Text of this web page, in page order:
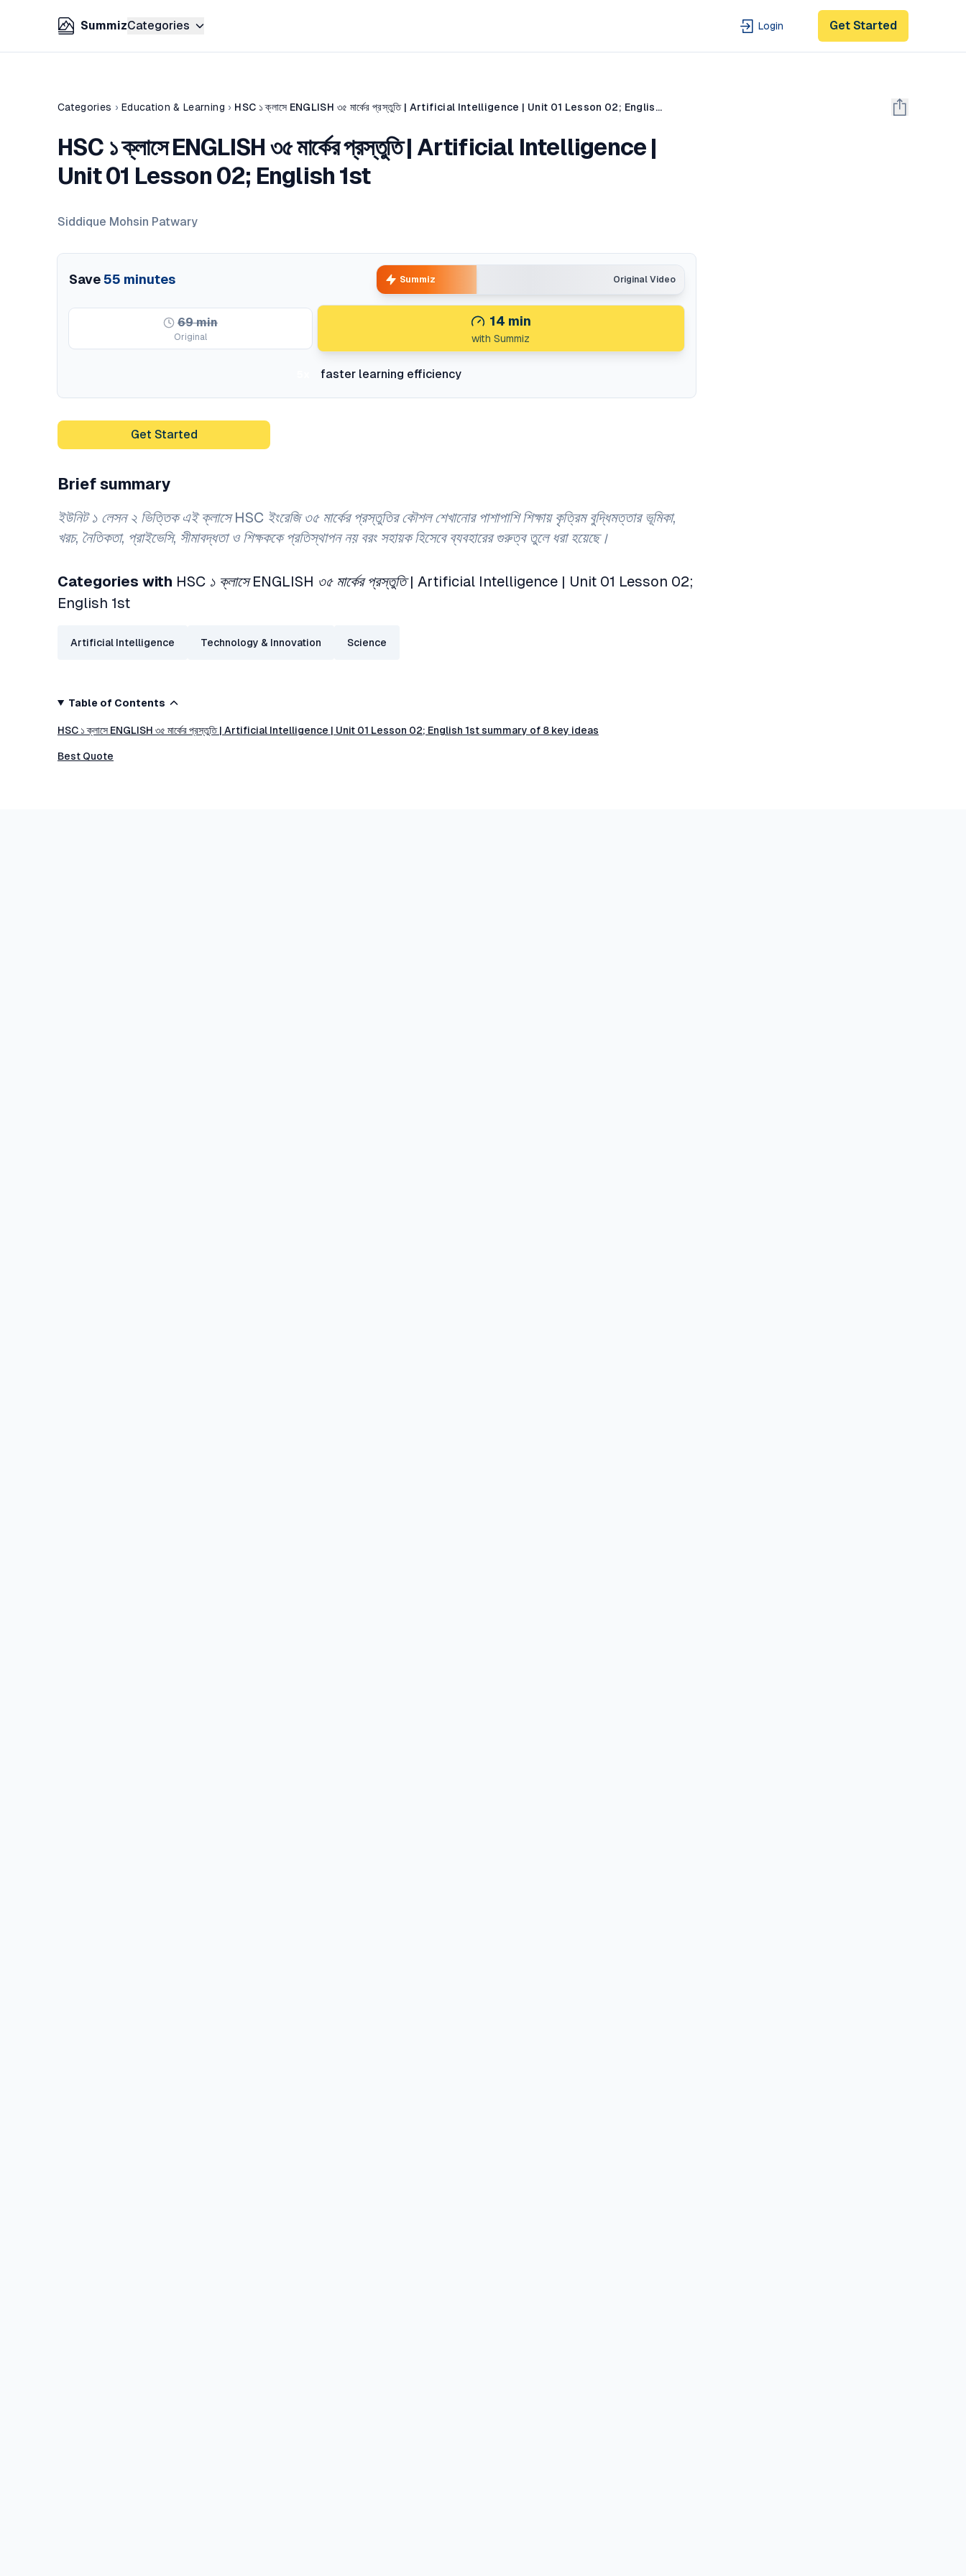
SummizCategories Login Get Started
Categories › Education & Learning › HSC ১ ক্লাসে ENGLISH ৩৫ মার্কের প্রস্তুতি | Artificial Intelligence | Unit 01 Lesson 02; English 1st
HSC ১ ক্লাসে ENGLISH ৩৫ মার্কের প্রস্তুতি | Artificial Intelligence |
Unit 01 Lesson 02; English 1st
Siddique Mohsin Patwary
Save55 minutes Original Video
Summiz
69min
Original
14 min
with Summiz
faster learning efficiency
Get Started
Brief summary
ইউনিট ১ লেসন ২ ভিত্তিক এই ক্লাসে HSC ইংরেজি ৩৫ মার্কের প্রস্তুতির কৌশল শেখানোর পাশাপাশি শিক্ষায় কৃত্রিম বুদ্ধিমত্তার ভূমিকা,
খরচ, নৈতিকতা, প্রাইভেসি, সীমাবদ্ধতা ও শিক্ষককে প্রতিস্থাপন নয় বরং সহায়ক হিসেবে ব্যবহারের গুরুত্ব তুলে ধরা হয়েছে।
Categories with HSC ১ ক্লাসে ENGLISH ৩৫ মার্কের প্রস্তুতি | Artificial Intelligence | Unit 01 Lesson 02;
English 1st
Artificial Intelligence Technology & Innovation Science
Table of Contents
HSC ১ ক্লাসে ENGLISH ৩৫ মার্কের প্রস্তুতি | Artificial Intelligence | Unit 01 Lesson 02; English 1st summary of 8 key ideas
Best Quote